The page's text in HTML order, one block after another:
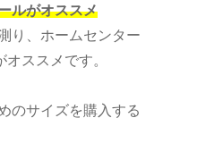
ルがオススメ
り、ホームセンター
ススメです。
のサイズを購入する